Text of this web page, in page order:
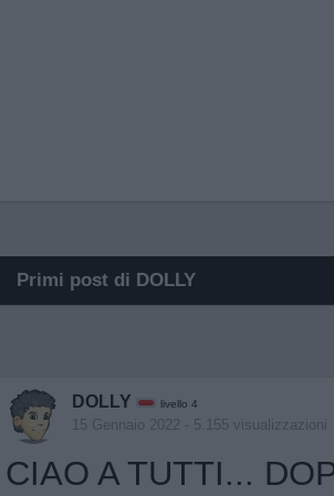
Primi post di DOLLY
Post in cui hanno evocato DOLLY
Post di DOLLY in ordine
DOLLY livello 4
15 Gennaio 2022 - 5.155 visualizzazioni
CIAO A TUTTI...